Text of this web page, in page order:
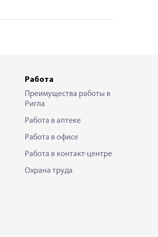
Работа
Преимущества работы в
Ригла
Работа в аптеке
Работа в офисе
Работа в контакт-центре
Охрана труда